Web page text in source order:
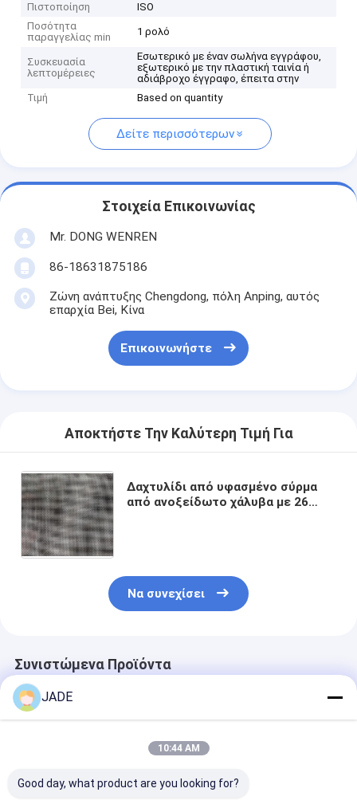
Πιστοποίηση
ISO
Ποσότητα
παραγγελίας min
1 ρολό
Συσκευασία
λεπτομέρειες
Εσωτερικό με έναν σωλήνα εγγράφου,
εξωτερικό με την πλαστική ταινία ή
αδιάβροχο έγγραφο, έπειτα στην
Τιμή
Based on quantity
Δείτε περισσότερων
Στοιχεία Επικοινωνίας
Mr. DONG WENREN
86-18631875186
Ζώνη ανάπτυξης Chengdong, πόλη Anping, αυτός
επαρχία Bei, Κίνα
Επικοινωνήστε
Αποκτήστε Την Καλύτερη Τιμή Για
Δαχτυλίδι από υφασμένο σύρμα
από ανοξείδωτο χάλυβα με 26
Να συνεχίσει
Συνιστώμενα Προϊόντα
JADE
10:44 AM
Good day, what product are you looking for?